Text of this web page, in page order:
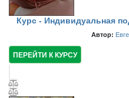
Курс - Индивидуальная
Автор:
ПЕРЕЙТИ К КУРСУ